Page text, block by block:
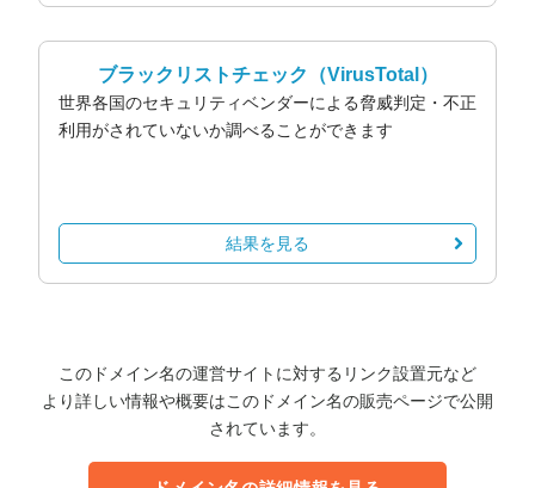
ブラックリストチェック （VirusTotal）
世界各国のセキュリティベンダーによる脅威判定・不正
利用がされていないか調べることができます
結果を見る
このドメイン名の運営サイトに対するリンク設置元など
より詳しい情報や概要はこのドメイン名の販売ページで公開
されています。